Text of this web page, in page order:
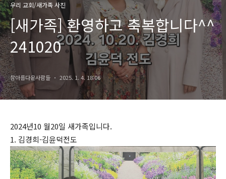
우리 교회/새가족 사진
[새가족] 환영하고 축복합니다^^
241020
참아름다운사람들 2025. 1. 4. 18:06
2024년10 월20일 새가족입니다.
1. 김경희-김윤덕전도